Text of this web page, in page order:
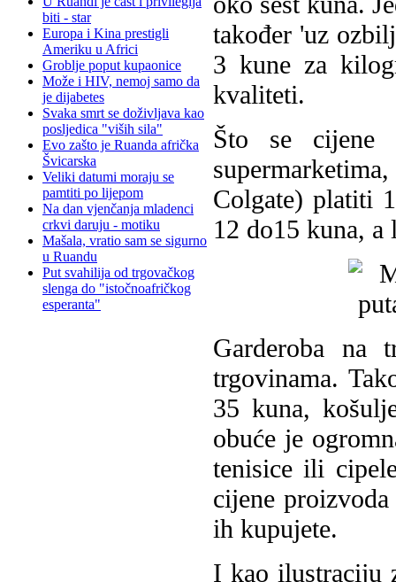
biti - star
Europa i Kina prestigli
Ameriku u Africi
Groblje poput kupaonice
Može i HIV, nemoj samo da
je dijabetes
Svaka smrt se doživljava kao
posljedica "viših sila"
Evo zašto je Ruanda afrička
Švicarska
Veliki datumi moraju se
pamtiti po lijepom
Na dan vjenčanja mladenci
crkvi daruju - motiku
Mašala, vratio sam se sigurno
u Ruandu
Put svahilija od trgovačkog
slenga do "istočnoafričkog
esperanta"
također 'uz
3 kune za
kvaliteti.
Što se cijene
Colgate) platiti
12 do15 kuna,
Garderoba na
trgovinama.
35 kuna,
obuće je
tenisice ili
cijene
ih kupujete.
I kao ilustraciju